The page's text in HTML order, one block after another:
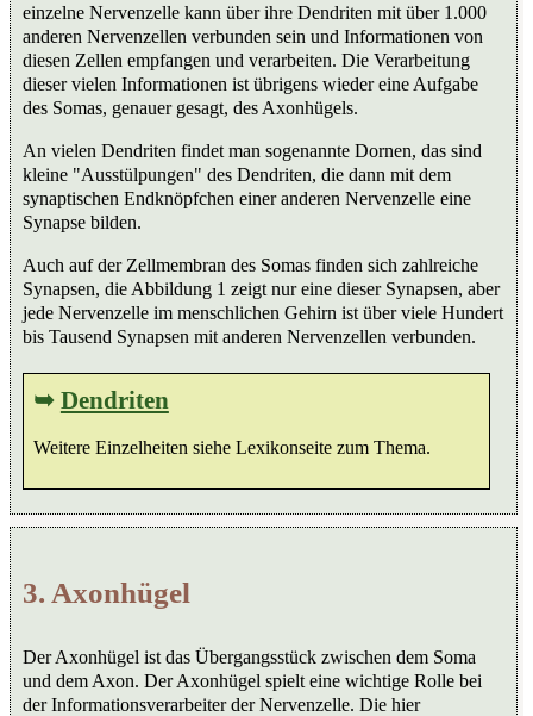
einzelne Nervenzelle kann über ihre Dendriten mit über 1.000
anderen Nervenzellen verbunden sein und Informationen von
diesen Zellen empfangen und verarbeiten. Die Verarbeitung
dieser vielen Informationen ist übrigens wieder eine Aufgabe
des Somas, genauer gesagt, des Axonhügels.
An vielen Dendriten findet man sogenannte Dornen, das sind
kleine "Ausstülpungen" des Dendriten, die dann mit dem
synaptischen Endknöpfchen einer anderen Nervenzelle eine
Synapse bilden.
Auch auf der Zellmembran des Somas finden sich zahlreiche
Synapsen, die Abbildung 1 zeigt nur eine dieser Synapsen, aber
jede Nervenzelle im menschlichen Gehirn ist über viele Hundert
bis Tausend Synapsen mit anderen Nervenzellen verbunden.
➥ Dendriten
Weitere Einzelheiten siehe Lexikonseite zum Thema.
3. Axonhügel
Der Axonhügel ist das Übergangsstück zwischen dem Soma
und dem Axon. Der Axonhügel spielt eine wichtige Rolle bei
der Informationsverarbeiter der Nervenzelle. Die hier